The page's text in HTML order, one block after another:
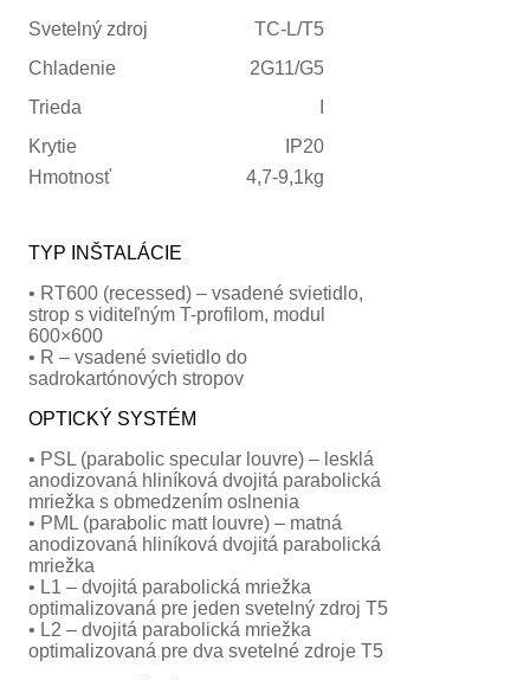
Svetelný zdroj
TC-L/T5
Chladenie
2G11/G5
Trieda
Krytie
IP20
Hmotnosť
4,7-9,1kg
TYP INŠTALÁCIE
• RT600 (recessed) – vsadené svietidlo,
strop s viditeľným T-profilom, modul
600×600
• R – vsadené svietidlo do
sadrokartónových stropov
OPTICKÝ SYSTÉM
• PSL (parabolic specular louvre) – lesklá
anodizovaná hliníková dvojitá parabolická
mriežka s obmedzením oslnenia
• PML (parabolic matt louvre) – matná
anodizovaná hliníková dvojitá parabolická
mriežka
• L1 – dvojitá parabolická mriežka
optimalizovaná pre jeden svetelný zdroj T5
• L2 – dvojitá parabolická mriežka
optimalizovaná pre dva svetelné zdroje T5